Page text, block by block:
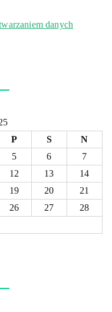
danych
P S
N
5 6
7
12 13
14
19 20
21
26 27
28